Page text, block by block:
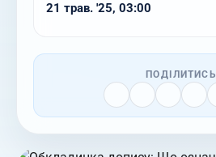
21 трав. '25, 03:00
ПОДІЛИТИСЬ